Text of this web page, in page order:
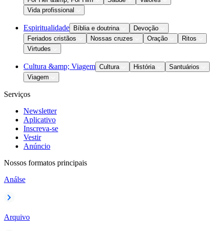
Vida profissional
Espiritualidade Bíblia e doutrina
Devoção
Feriados cristãos
Nossas cruzes Oração
Ritos
Virtudes
Cultura &amp; Viagem Cultura História
Santuários
Viagem
Serviços
Newsletter
Aplicativo
Inscreva-se
Vestir
Anúncio
Nossos formatos principais
Análse
Arquivo